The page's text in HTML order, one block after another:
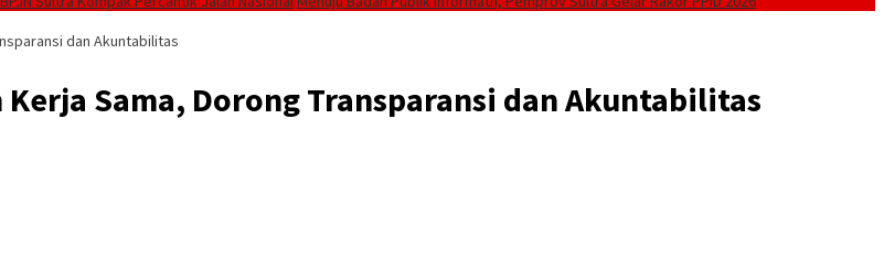
dan Akuntabilitas
Sama, Dorong Transparansi dan Akuntabilitas